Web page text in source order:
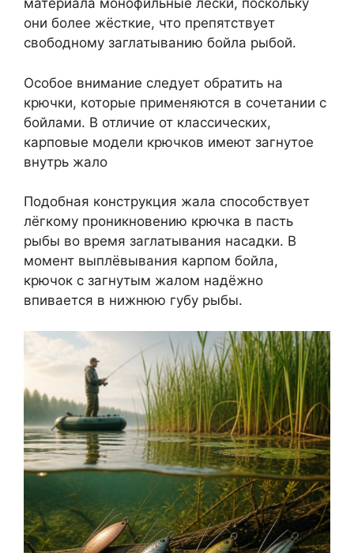
материала монофильные лески, поскольку
они более жёсткие, что препятствует
свободному заглатыванию бойла рыбой.
Особое внимание следует обратить на
крючки, которые применяются в сочетании с
бойлами. В отличие от классических,
карповые модели крючков имеют загнутое
внутрь жало
Подобная конструкция жала способствует
лёгкому проникновению крючка в пасть
рыбы во время заглатывания насадки. В
момент выплёвывания карпом бойла,
крючок с загнутым жалом надёжно
впивается в нижнюю губу рыбы.